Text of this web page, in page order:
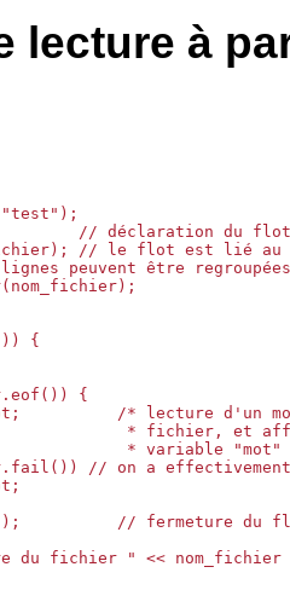
lecture à
// déclaration du
// le flot est lié au
peuvent être
{
{
/* lecture d'un
* fichier, et
* variable "mot"
// on a
// fermeture du
du fichier " <<